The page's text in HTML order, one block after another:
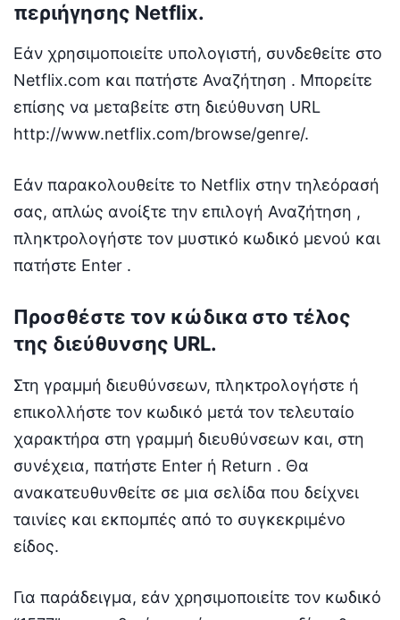
περιήγησης Netflix.
Εάν χρησιμοποιείτε υπολογιστή, συνδεθείτε στο
Netflix.com και πατήστε Αναζήτηση . Μπορείτε
επίσης να μεταβείτε στη διεύθυνση URL
http://www.netflix.com/browse/genre/.
Εάν παρακολουθείτε το Netflix στην τηλεόρασή
σας, απλώς ανοίξτε την επιλογή Αναζήτηση ,
πληκτρολογήστε τον μυστικό κωδικό μενού και
πατήστε Enter .
Προσθέστε τον κώδικα στο τέλος
της διεύθυνσης URL.
Στη γραμμή διευθύνσεων, πληκτρολογήστε ή
επικολλήστε τον κωδικό μετά τον τελευταίο
χαρακτήρα στη γραμμή διευθύνσεων και, στη
συνέχεια, πατήστε Enter ή Return . Θα
ανακατευθυνθείτε σε μια σελίδα που δείχνει
ταινίες και εκπομπές από το συγκεκριμένο
είδος.
Για παράδειγμα, εάν χρησιμοποιείτε τον κωδικό